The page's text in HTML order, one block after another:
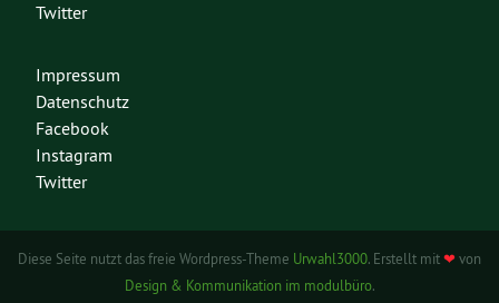
Twitter
Impressum
Datenschutz
Facebook
Instagram
Twitter
Diese Seite nutzt das freie Wordpress-Theme Urwahl3000. Erstellt mit❤ von
Design & Kommunikation im modulbüro.